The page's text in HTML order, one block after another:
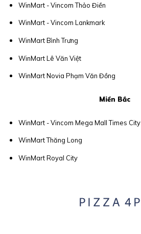
WinMart - Vincom Thảo Điền
WinMart - Vincom Lankmark
WinMart Bình Trưng
WinMart Lê Văn Việt
WinMart Novia Phạm Văn Đồng
Miền Bắc
WinMart - Vincom Mega Mall Times City
WinMart Thăng Long
WinMart Royal City